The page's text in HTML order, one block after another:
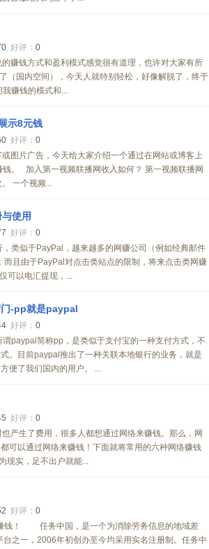
好评： 0
赚钱方式和盈利模式感觉很有道理，也许对大家有所
（国内空间），今天人就特别轻松，好像解脱了，终于
赚钱的模式和...
示8元钱
好评： 0
图片广告，今天给大家介绍一个通过在网站或博客上
。 加入第一视频联播网收入如何？ 第一视频联播网
一个视频...
使用
好评： 0
类似于PayPal，越来越多的网赚公司（例如经典邮件
且由于PayPal对点击类站点的限制，将来点击类网赚
可以电汇提现，...
-pp就是paypal
好评： 0
paypal简称pp，是类似于支付宝的一种支付方式，不
。目前paypal推出了一种关联本地银行的业务，就是
便了我们国内的用户。 ...
好评： 0
产生了费用，很多人都想通过网络来赚钱。那么，网
可以通过网络来赚钱！下面就将常用的六种网络赚钱
现实，足不出户就能...
好评： 0
钱！ 任务中国，是一个为消除劳务信息的地域差
之一，2006年初创办至今均采用实名注册制。任务中